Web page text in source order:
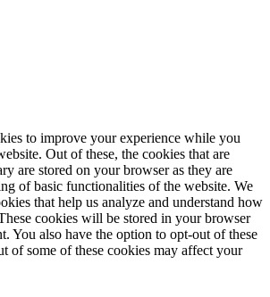
to improve your experience while you
Out of these, the cookies that are
are stored on your browser as they are
of basic functionalities of the website. We
that help us analyze and understand how
cookies will be stored in your browser
You also have the option to opt-out of these
of some of these cookies may affect your